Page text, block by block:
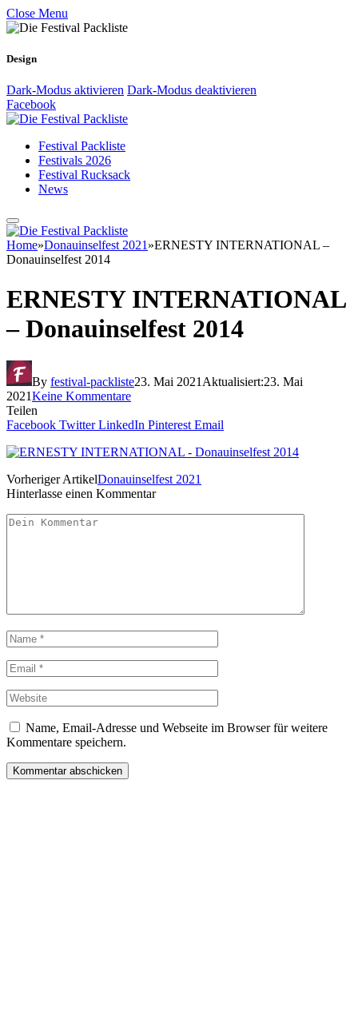
Close Menu
Design
Dark-Modus aktivieren Dark-Modus deaktivieren
Facebook
Festival Packliste
Festivals 2026
Festival Rucksack
News
Home»Donauinselfest 2021 »ERNESTY INTERNATIONAL –
Donauinselfest 2014
ERNESTY INTERNATIONAL
– Donauinselfest 2014
By festival-packliste23. Mai 2021 Aktualisiert:23. Mai
2021Keine Kommentare
Teilen
Facebook Twitter LinkedIn Pinterest Email
Vorheriger ArtikelDonauinselfest 2021
Hinterlasse einen Kommentar
Name, Email-Adresse und Webseite im Browser für weitere
Kommentare speichern.